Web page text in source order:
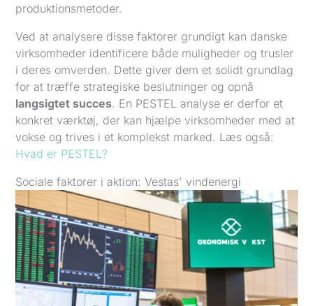
produktionsmetoder.
Ved at analysere disse faktorer grundigt kan danske
virksomheder identificere både muligheder og trusler
i deres omverden. Dette giver dem et solidt grundlag
for at træffe strategiske beslutninger og opnå
langsigtet succes. En PESTEL analyse er derfor et
konkret værktøj, der kan hjælpe virksomheder med at
vokse og trives i et komplekst marked. Læs også:
Hvad er PESTEL?
Sociale faktorer i aktion: Vestas' vindenergi